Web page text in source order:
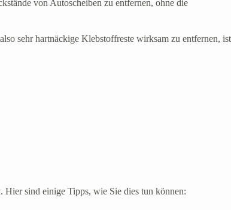
von Autoscheiben zu entfernen, ohne die
sehr hartnäckige Klebstoffreste wirksam zu entfernen, ist
Hier sind einige Tipps, wie Sie dies tun können: